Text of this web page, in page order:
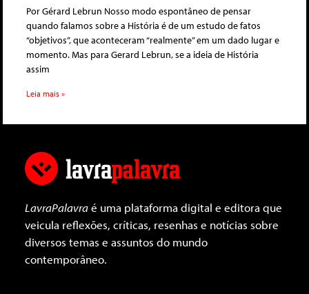
Por Gérard Lebrun Nosso modo espontâneo de pensar
quando falamos sobre a História é de um estudo de fatos
“objetivos”, que aconteceram “realmente” em um dado lugar e
momento. Mas para Gerard Lebrun, se a ideia de História
assim
Leia mais »
LavraPalavraé uma plataforma digital e editora que
veicula reflexões, críticas, resenhas e notícias sobre
diversos temas e assuntos do mundo
contemporâneo.